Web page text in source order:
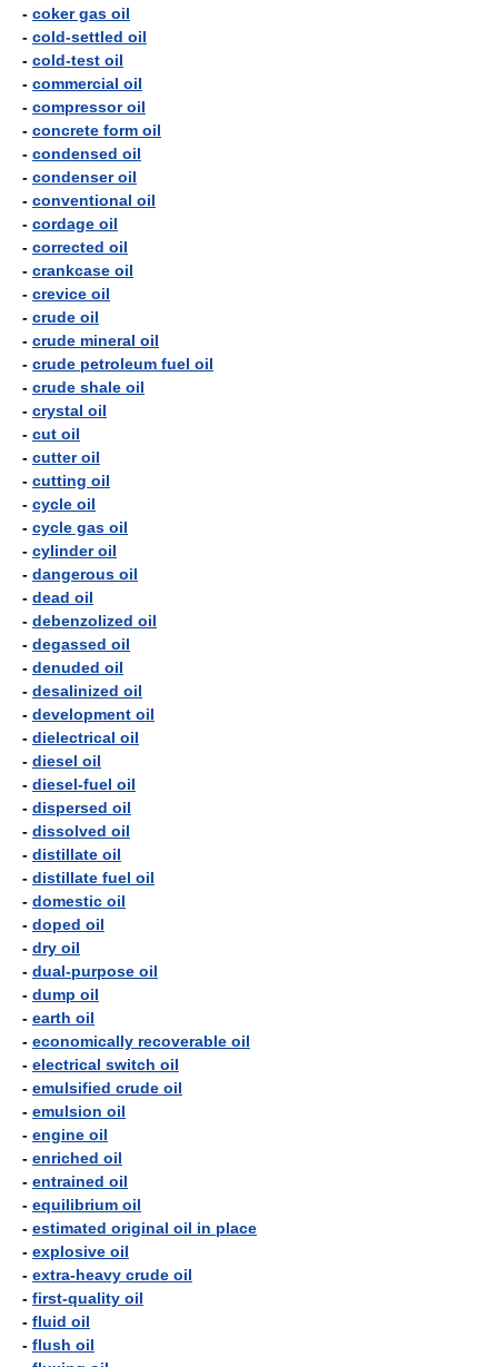
- coker gas oil
- cold-settled oil
- cold-test oil
- commercial oil
- compressor oil
- concrete form oil
- condensed oil
- condenser oil
- conventional oil
- cordage oil
- corrected oil
- crankcase oil
- crevice oil
- crude oil
- crude mineral oil
- crude petroleum fuel oil
- crude shale oil
- crystal oil
- cut oil
- cutter oil
- cutting oil
- cycle oil
- cycle gas oil
- cylinder oil
- dangerous oil
- dead oil
- debenzolized oil
- degassed oil
- denuded oil
- desalinized oil
- development oil
- dielectrical oil
- diesel oil
- diesel-fuel oil
- dispersed oil
- dissolved oil
- distillate oil
- distillate fuel oil
- domestic oil
- doped oil
- dry oil
- dual-purpose oil
- dump oil
- earth oil
- economically recoverable oil
- electrical switch oil
- emulsified crude oil
- emulsion oil
- engine oil
- enriched oil
- entrained oil
- equilibrium oil
- estimated original oil in place
- explosive oil
- extra-heavy crude oil
- first-quality oil
- fluid oil
- flush oil